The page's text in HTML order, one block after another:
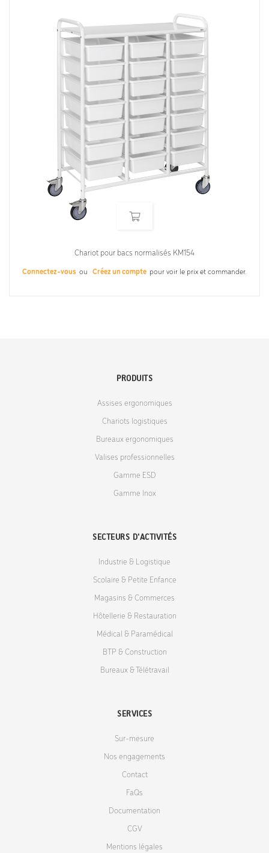
Chariot pour bacs normalisés KM154
Connectez-vous ou Créez un compte pour voir le prix et commander.
PRODUITS
Assises ergonomiques
Chariots logistiques
Bureaux ergonomiques
Valises professionnelles
Gamme ESD
Gamme Inox
SECTEURS D'ACTIVITÉS
Industrie & Logistique
Scolaire & Petite Enfance
Magasins & Commerces
Hôtellerie & Restauration
Médical & Paramédical
BTP & Construction
Bureaux & Télétravail
SERVICES
Sur-mesure
Nos engagements
Contact
FaQs
Documentation
CGV
Mentions légales